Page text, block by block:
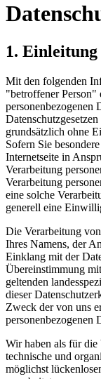
1. Einleitung
Mit den folgenden
"betroffener Person"
personenbezogenen
grundsätzlich ohne
Sofern Sie
Internetseite in
Verarbeitung
Verarbeitung
eine solche
generell eine
Die Verarbeitung
Ihres Namens, der
Einklang mit der
Übereinstimmung
geltenden
dieser
Zweck der von uns
personenbezogenen
Wir haben als für
technische und
möglichst